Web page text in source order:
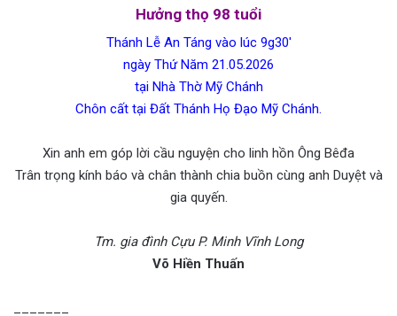
Hưởng thọ 98 tuổi
Thánh Lễ An Táng vào lúc 9g30′
ngày Thứ Năm 21.05.2026
tại Nhà Thờ Mỹ Chánh
Chôn cất tại Đất Thánh Họ Đạo Mỹ Chánh.
Xin anh em góp lời cầu nguyện cho linh hồn Ông Bêđa
Trân trọng kính báo và chân thành chia buồn cùng anh Duyệt và
gia quyến.
Tm. gia đình Cựu P. Minh Vĩnh Long
Võ Hiền Thuấn